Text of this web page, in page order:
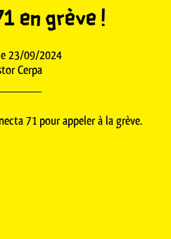
en grève !
23/09/2024
Cerpa
71 pour appeler à la grève.